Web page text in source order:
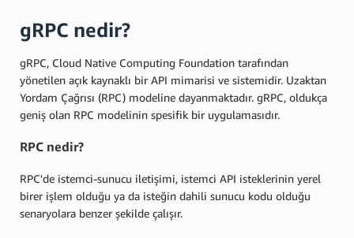
gRPC nedir?
gRPC, Cloud Native Computing Foundation tarafından
yönetilen açık kaynaklı bir API mimarisi ve sistemidir. Uzaktan
Yordam Çağrısı (RPC) modeline dayanmaktadır. gRPC, oldukça
geniş olan RPC modelinin spesifik bir uygulamasıdır.
RPC nedir?
RPC'de istemci-sunucu iletişimi, istemci API isteklerinin yerel
birer işlem olduğu ya da isteğin dahili sunucu kodu olduğu
senaryolara benzer şekilde çalışır.